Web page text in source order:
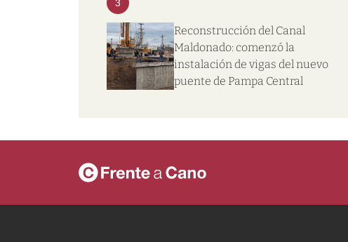
3
Reconstrucción del Canal
Maldonado: comenzó la
instalación de vigas del nuevo
puente de Pampa Central